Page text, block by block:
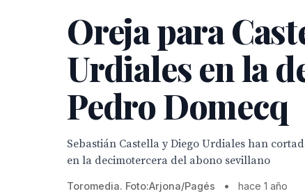
Oreja para
Urdiales en la
Pedro Domecq
Sebastián Castella y Diego Urdiales han
en la decimotercera del abono sevillano
Toromedia. Foto:Arjona/Pagés • hace 1 año